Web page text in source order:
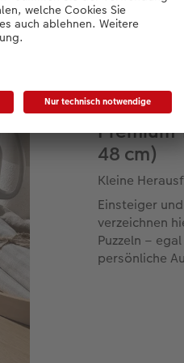
48 cm)
Kleine
Einsteiger
verzeichnen
Puzzeln –
persönliche